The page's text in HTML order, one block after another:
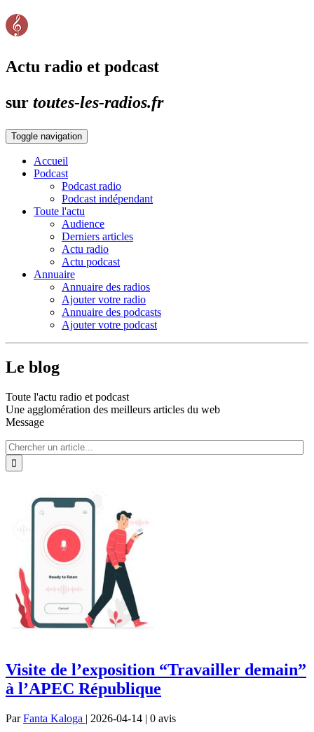
Actu radio et podcast
sur toutes-les-radios.fr
Toggle navigation
Accueil
Podcast
Podcast radio
Podcast indépendant
Toute l'actu
Audience
Derniers articles
Actu radio
Actu podcast
Annuaire
Annuaire des radios
Ajouter votre radio
Annuaire des podcasts
Ajouter votre podcast
Le blog
Toute l'actu radio et podcast
Une agglomération des meilleurs articles du web
Message
Visite de l’exposition “Travailler demain”
à l’APEC République
ParFanta Kaloga | 2026-04-14 | 0 avis